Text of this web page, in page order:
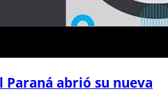
Paraná abrió su nueva